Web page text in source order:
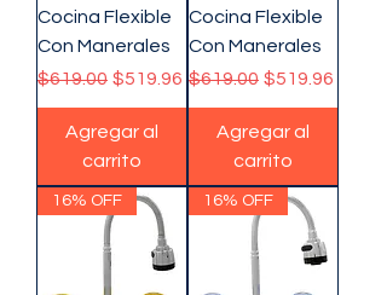
Cocina Flexible
Con Manerales
Precio
$619.00 Precio de oferta
$519.96
Agregar al
carrito
Cocina Flexible
Con Manerales
Precio
$619.00 Precio de
$519.96
Agregar al
carrito
16% OFF 16% OFF